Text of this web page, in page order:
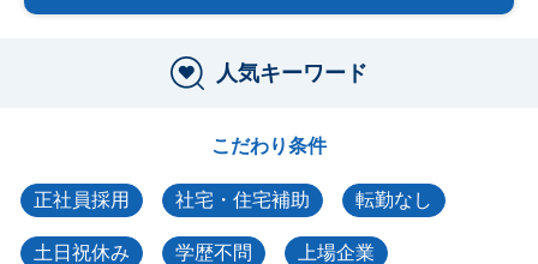
人気キーワード
こだわり条件
正社員採用 社宅・住宅補助 転勤なし
土日祝休み 学歴不問 上場企業